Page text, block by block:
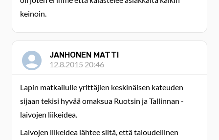
keinoin.
JANHONEN MATTI
12.8.2015 20:46
Lapin matkailulle yrittäjien keskinäisen kateuden
sijaan tekisi hyvää omaksua Ruotsin ja Tallinnan -
laivojen liikeidea.
Laivojen liikeidea lähtee siitä, että taloudellinen